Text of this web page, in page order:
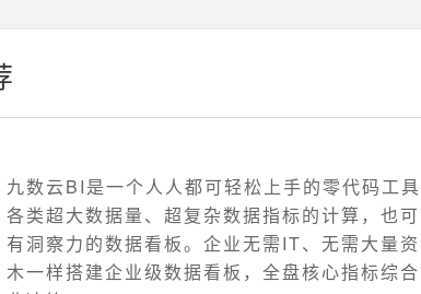
九数云BI是一个人人都可轻松上手的零代码工
各类超大数据量、超复杂数据指标的计算，也
有洞察力的数据看板。企业无需IT、无需大量
木一样搭建企业级数据看板，全盘核心指标综